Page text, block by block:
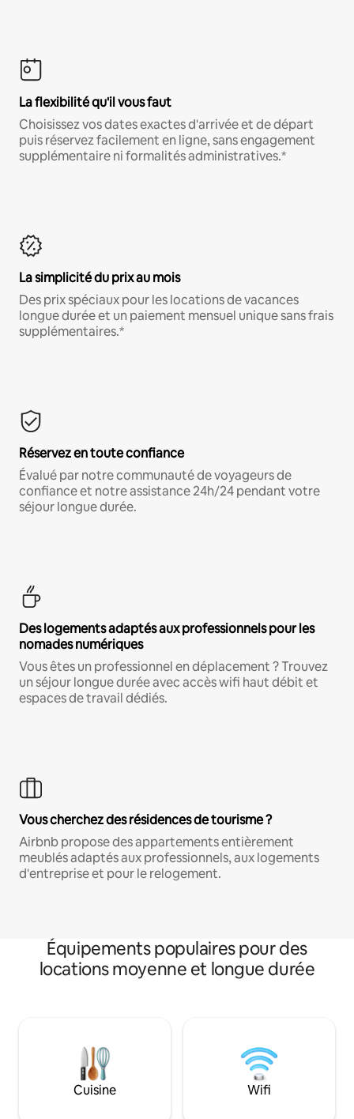
La flexibilité qu'il vous faut
Choisissez vos dates exactes d'arrivée et de départ
puis réservez facilement en ligne, sans engagement
supplémentaire ni formalités administratives.*
La simplicité du prix au mois
Des prix spéciaux pour les locations de vacances
longue durée et un paiement mensuel unique sans frais
supplémentaires.*
Réservez en toute confiance
Évalué par notre communauté de voyageurs de
confiance et notre assistance 24h/24 pendant votre
séjour longue durée.
Des logements adaptés aux professionnels pour les
nomades numériques
Vous êtes un professionnel en déplacement ? Trouvez
un séjour longue durée avec accès wifi haut débit et
espaces de travail dédiés.
Vous cherchez des résidences de tourisme ?
Airbnb propose des appartements entièrement
meublés adaptés aux professionnels, aux logements
d'entreprise et pour le relogement.
Équipements populaires pour des
locations moyenne et longue durée
Cuisine Wifi